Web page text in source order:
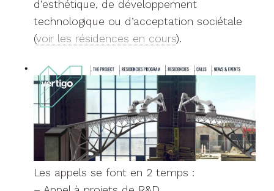
d’esthétique, de développement
technologique ou d’acceptation sociétale
(voir les résidences en cours).
Les appels se font en 2 temps :